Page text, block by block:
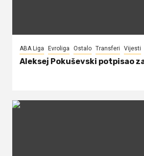
ABA Liga Evroliga Ostalo Transferi Vijesti
Aleksej Pokuševski potpisao